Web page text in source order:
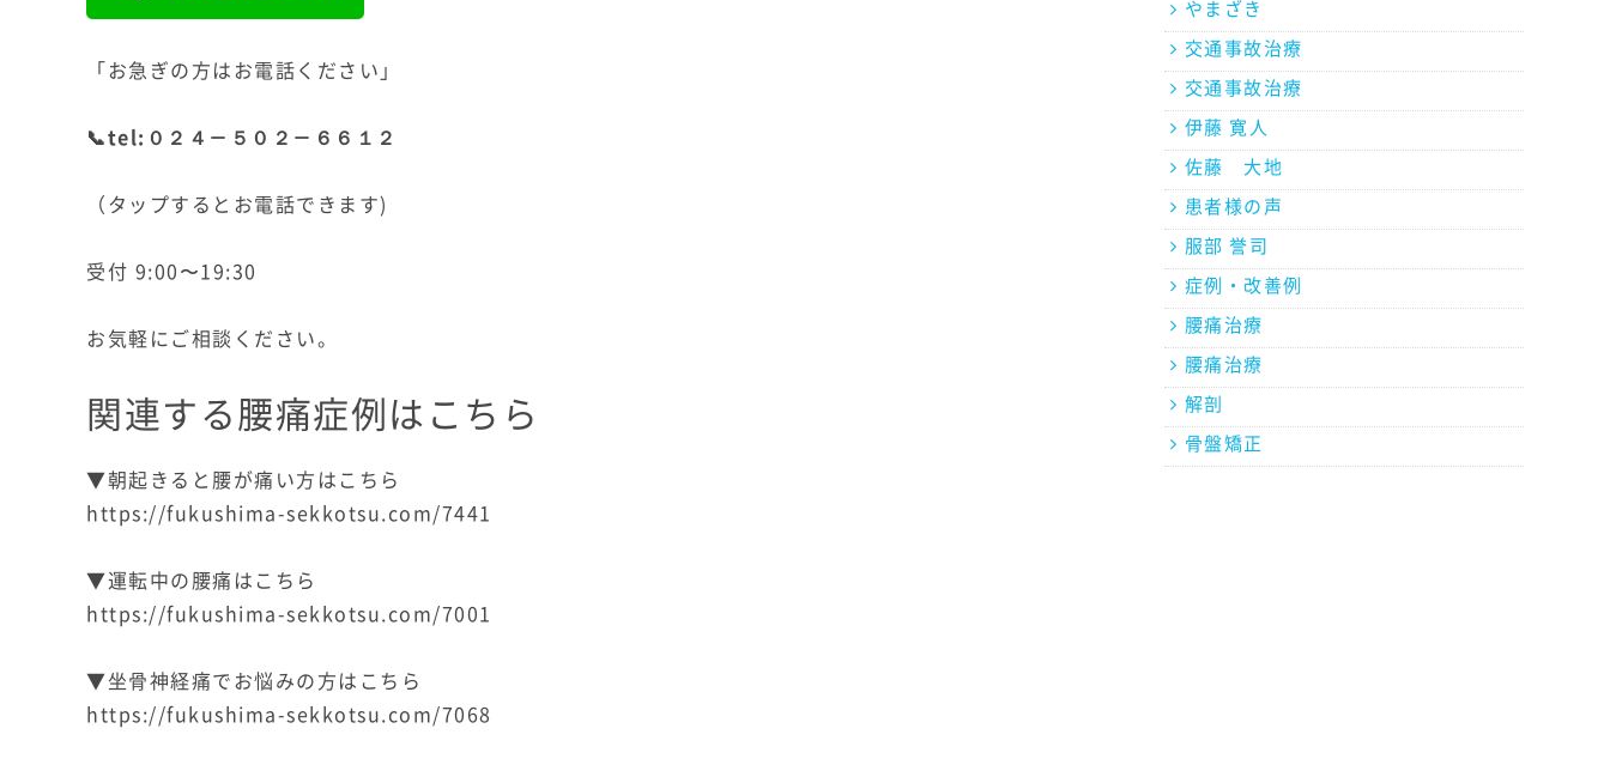
「お急ぎの方はお電話ください」
📞tel: ０２４－５０２－６６１２
（タップするとお電話できます)
受付 9:00〜19:30
お気軽にご相談ください。
関連する腰痛症例はこちら
▼朝起きると腰が痛い方はこちら
https://fukushima-sekkotsu.com/7441
▼運転中の腰痛はこちら
https://fukushima-sekkotsu.com/7001
▼坐骨神経痛でお悩みの方はこちら
https://fukushima-sekkotsu.com/7068
やまざき
交通事故治療
交通事故治療
伊藤 寛人
佐藤 大地
患者様の声
服部 誉司
症例・改善例
腰痛治療
腰痛治療
解剖
骨盤矯正